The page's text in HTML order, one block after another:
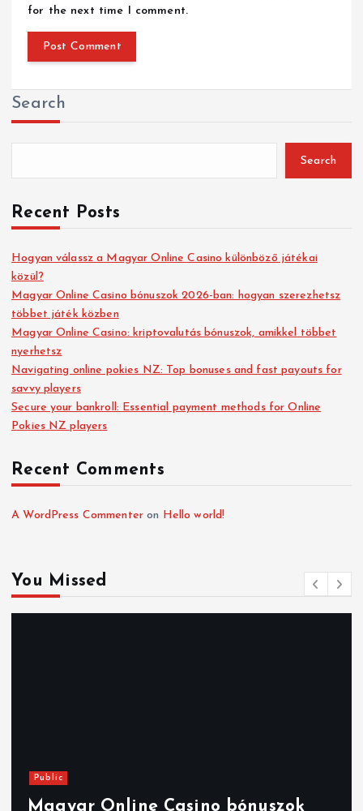
for the next time I comment.
Search
Search
Recent Posts
Hogyan válassz a Magyar Online Casino különböző játékai
közül?
Magyar Online Casino bónuszok 2026-ban: hogyan szerezhetsz
többet játék közben
Magyar Online Casino: kriptovalutás bónuszok, amikkel többet
nyerhetsz
Navigating online pokies NZ: Top bonuses and fast payouts for
savvy players
Secure your bankroll: Essential payment methods for Online
Pokies NZ players
Recent Comments
A WordPress Commenter on Hello world!
You Missed
Public
Magyar Online Casino bónuszok